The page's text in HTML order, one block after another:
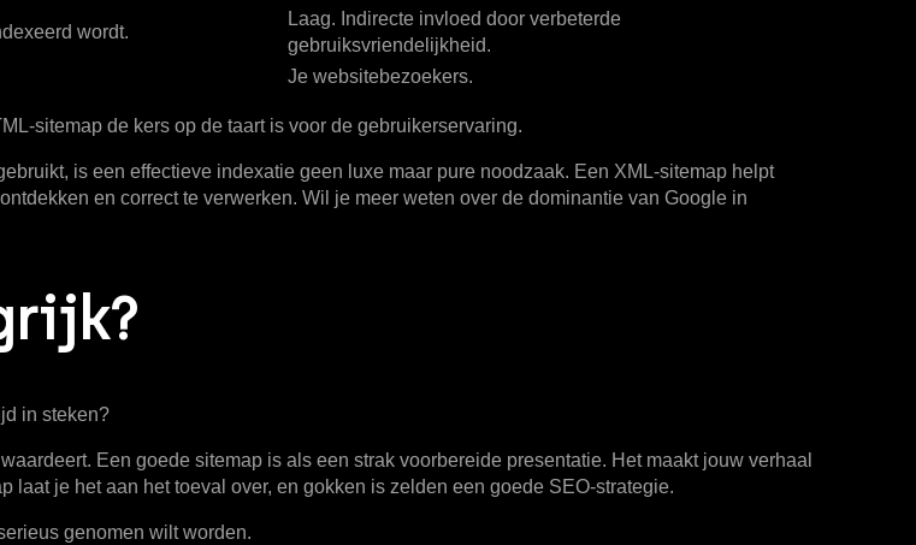
wordt.
Laag. Indirecte invloed door verbeterde
gebruiksvriendelijkheid.
Je websitebezoekers.
sitemap de kers op de taart is voor de gebruikerservaring.
, is een effectieve indexatie geen luxe maar pure noodzaak. Een XML-sitemap helpt
en correct te verwerken. Wil je meer weten over de dominantie van Google in
in steken?
Een goede sitemap is als een strak voorbereide presentatie. Het maakt jouw verhaal
je het aan het toeval over, en gokken is zelden een goede SEO-strategie.
genomen wilt worden.